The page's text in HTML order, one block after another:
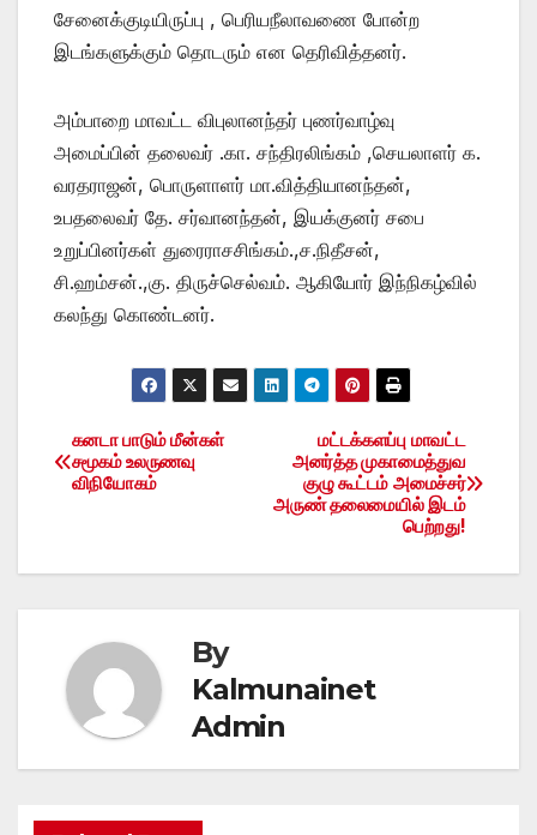
சேனைக்குடியிருப்பு , பெரியநீலாவணை போன்ற
இடங்களுக்கும் தொடரும் என தெரிவித்தனர்.
அம்பாறை மாவட்ட விபுலானந்தர் புணர்வாழ்வு
அமைப்பின் தலைவர் .கா. சந்திரலிங்கம் ,செயலாளர் க.
வரதராஜன், பொருளாளர் மா.வித்தியானந்தன்,
உபதலைவர் தே. சர்வானந்தன், இயக்குனர் சபை
உறுப்பினர்கள் துரைராசசிங்கம்.,ச.நிதீசன்,
சி.ஹம்சன்.,கு. திருச்செல்வம். ஆகியோர் இந்நிகழ்வில்
கலந்து கொண்டனர்.
Post
navigation
மட்டக்களப்பு மாவட்ட
அனர்த்த முகாமைத்துவ
குழு கூட்டம் அமைச்சர்
அருண் தலைமையில் இடம்
பெற்றது!
கனடா பாடும் மீன்கள்
சமூகம் உலருணவு
விநியோகம்
By
Kalmunainet
Admin